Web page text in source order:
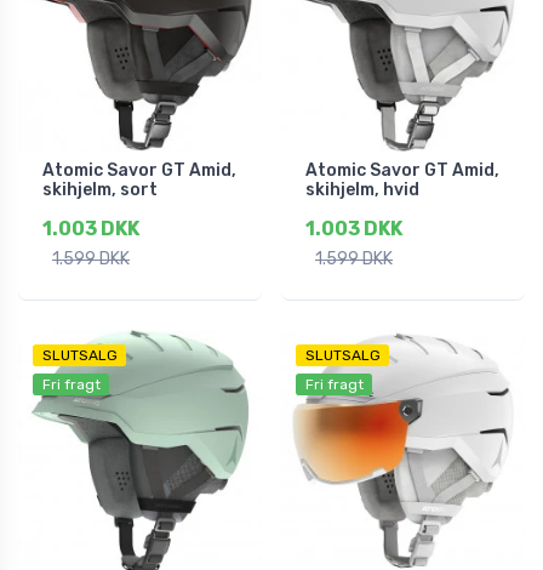
Atomic Savor GT Amid,
skihjelm, sort
1.003 DKK
1.599 DKK
Atomic Savor GT Amid,
skihjelm, hvid
1.003 DKK
1.599 DKK
SLUTSALG
Fri fragt
SLUTSALG
Fri fragt